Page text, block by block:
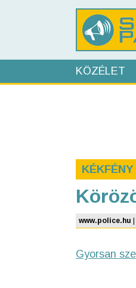
KÖZÉLET
KÉKFÉNY
www.police.hu
Gyorsan